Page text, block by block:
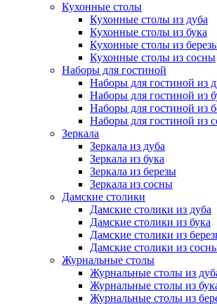
Кухонные столы
Кухонные столы из дуба
Кухонные столы из бука
Кухонные столы из
Кухонные столы из сосны
Наборы для гостиной
Наборы для гостиной из
Наборы для гостиной из
Наборы для гостиной из
Наборы для гостиной из
Зеркала
Зеркала из дуба
Зеркала из бука
Зеркала из березы
Зеркала из сосны
Дамские столики
Дамские столики из дуба
Дамские столики из бука
Дамские столики из
Дамские столики из
Журнальные столы
Журнальные столы из
Журнальные столы из
Журнальные столы из